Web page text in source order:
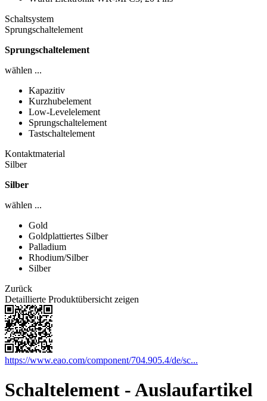
Schaltsystem
Sprungschaltelement
Sprungschaltelement
wählen ...
Kapazitiv
Kurzhubelement
Low-Levelelement
Sprungschaltelement
Tastschaltelement
Kontaktmaterial
Silber
Silber
wählen ...
Gold
Goldplattiertes Silber
Palladium
Rhodium/Silber
Silber
Zurück
Detaillierte Produktübersicht zeigen
https://www.eao.com/component/704.905.4/de/sc...
Schaltelement - Auslaufartikel